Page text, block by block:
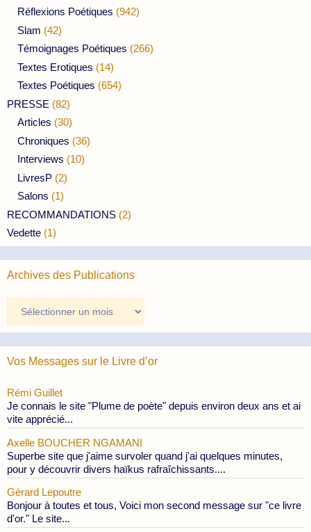
Réflexions Poétiques (942)
Slam (42)
Témoignages Poétiques (266)
Textes Erotiques (14)
Textes Poétiques (654)
PRESSE (82)
Articles (30)
Chroniques (36)
Interviews (10)
LivresP (2)
Salons (1)
RECOMMANDATIONS (2)
Vedette (1)
Archives des Publications
des
Publications
Vos Messages sur le Livre d’or
Rémi Guillet
Je connais le site "Plume de poète" depuis environ deux ans et ai
vite apprécié...
Axelle BOUCHER NGAMANI
Superbe site que j'aime survoler quand j'ai quelques minutes,
pour y découvrir divers haïkus rafraîchissants....
Gérard Lepoutre
Bonjour à toutes et tous, Voici mon second message sur "ce livre
d'or." Le site...